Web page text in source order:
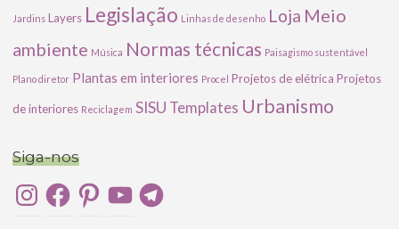
Jardins Layers Legislação Linhas de desenho Loja Meio
ambiente Música Normas técnicas Paisagismo sustentável
Plano diretor Plantas em interiores Procel Projetos de elétrica Projetos
de interiores Reciclagem SISU Templates Urbanismo
Siga-nos
InstagramFacebookPinterestYouTubeTelegram